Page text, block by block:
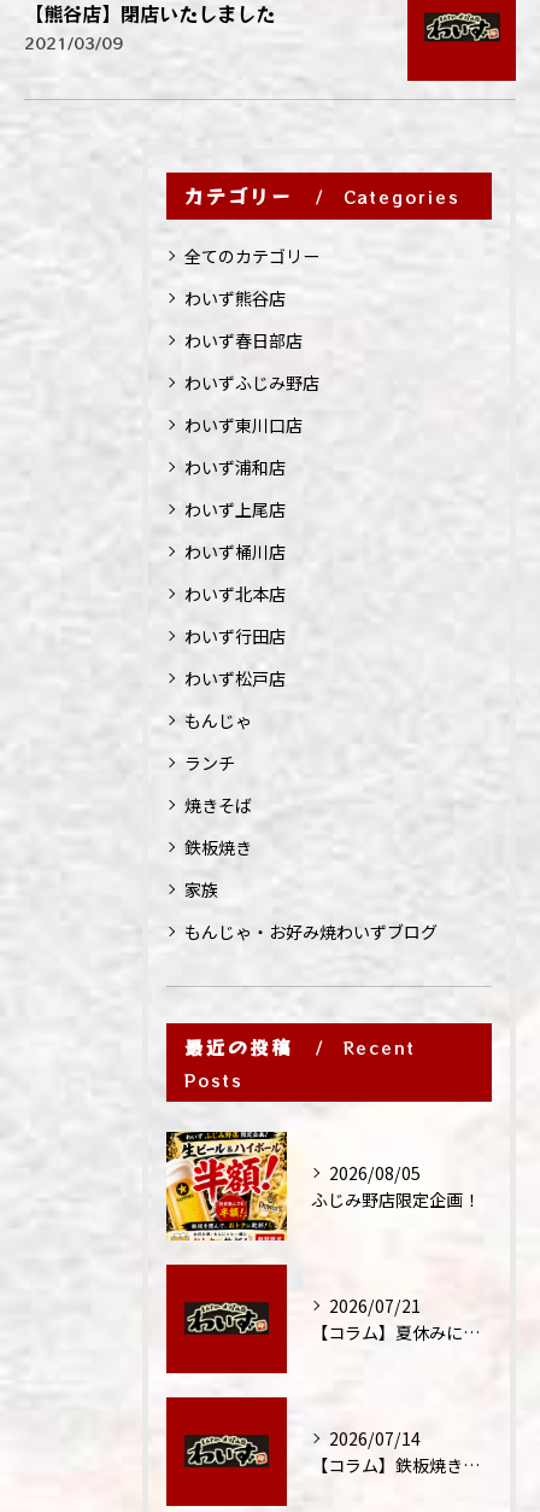
【熊谷店】閉店いたしました
2021/03/09
カテゴリー Categories
全てのカテゴリー
わいず熊谷店
わいず春日部店
わいずふじみ野店
わいず東川口店
わいず浦和店
わいず上尾店
わいず桶川店
わいず北本店
わいず行田店
わいず松戸店
もんじゃ
ランチ
焼きそば
鉄板焼き
家族
もんじゃ・お好み焼わいずブログ
最近の投稿
Recent
Posts
2026/08/05
ふじみ野店限定企画！
2026/07/21
【コラム】夏休みに家族外食が増える理由
2026/07/14
【コラム】鉄板焼きが"コミュニケーション飯"と呼ばれる理由